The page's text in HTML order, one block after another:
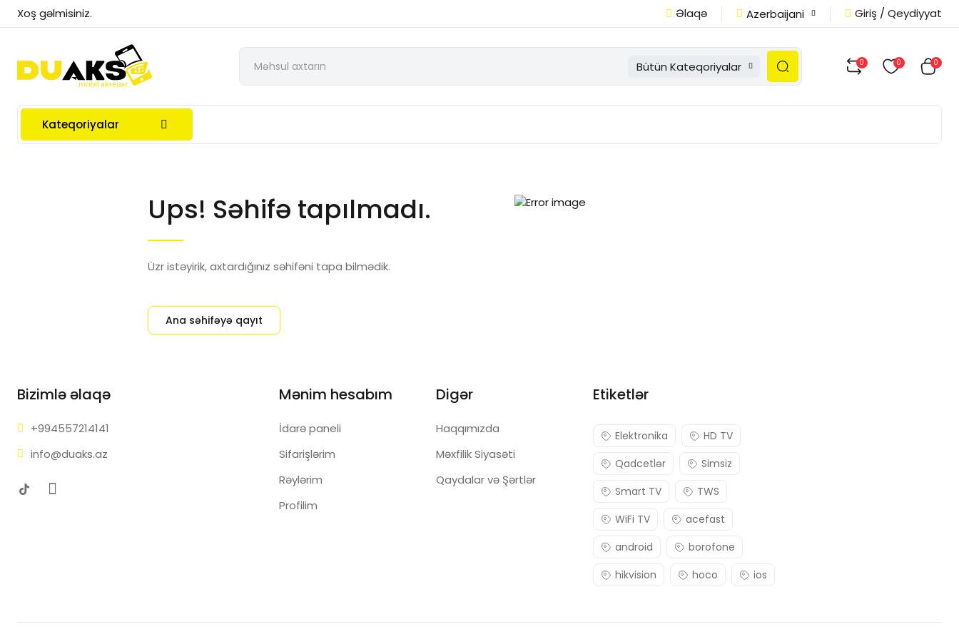
Xoş gəlmisiniz. Əlaqə Azerbaijani Giriş / Qeydiyyat
Bütün Kateqoriyalar 0 0 0
Kateqoriyalar
Ups! Səhifə tapılmadı.
Üzr istəyirik, axtardığınız səhifəni tapa bilmədik.
Ana səhifəyə qayıt
Bizimlə əlaqə
+994557214141
info@duaks.az
Mənim hesabım
İdarə paneli
Sifarişlərim
Rəylərim
Profilim
Digər
Haqqımızda
Məxfilik Siyasəti
Qaydalar və Şərtlər
Etiketlər
Elektronika
HD TV
Qadcetlər
Simsiz
Smart TV
TWS
WiFi TV
acefast
android
borofone
hikvision
hoco ios